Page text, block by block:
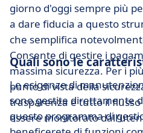
giorno d'oggi sempre più
a dare fiducia a questo
che semplifica
Consente di gestire i
massima sicurezza. Per i
punto di vista della
trasparenza e tutto il
essere monitorato
Quali sono le
Le esigenze di
sono gestite direttamente
questo programma di